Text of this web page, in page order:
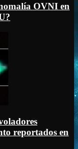
OVNI en
reportados en